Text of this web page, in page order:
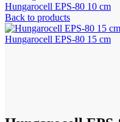
Hungarocell EPS-80 10 cm
Back to products
Hungarocell EPS-80 15 cm